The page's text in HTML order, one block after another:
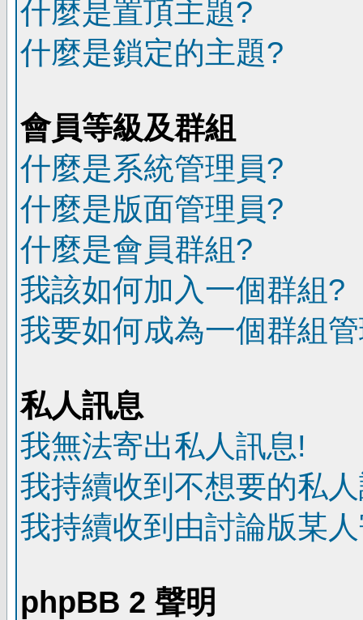
什麼是置頂主題?
什麼是鎖定的主題?
會員等級及群組
什麼是系統管理員?
什麼是版面管理員?
什麼是會員群組?
我該如何加入一個群組?
我要如何成為一個群組
私人訊息
我無法寄出私人訊息!
我持續收到不想要的私
我持續收到由討論版某
phpBB 2 聲明